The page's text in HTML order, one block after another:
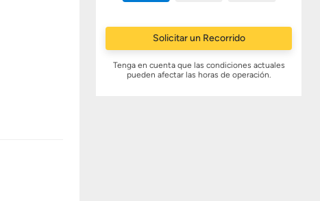
Solicitar un Recorrido
Tenga en cuenta que las condiciones actuales
pueden afectar las horas de operación.